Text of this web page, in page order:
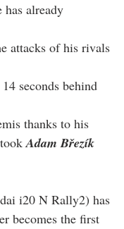
already
attacks of his rivals
seconds behind
thanks to his
Adam Březík
i20 N Rally2) has
becomes the first